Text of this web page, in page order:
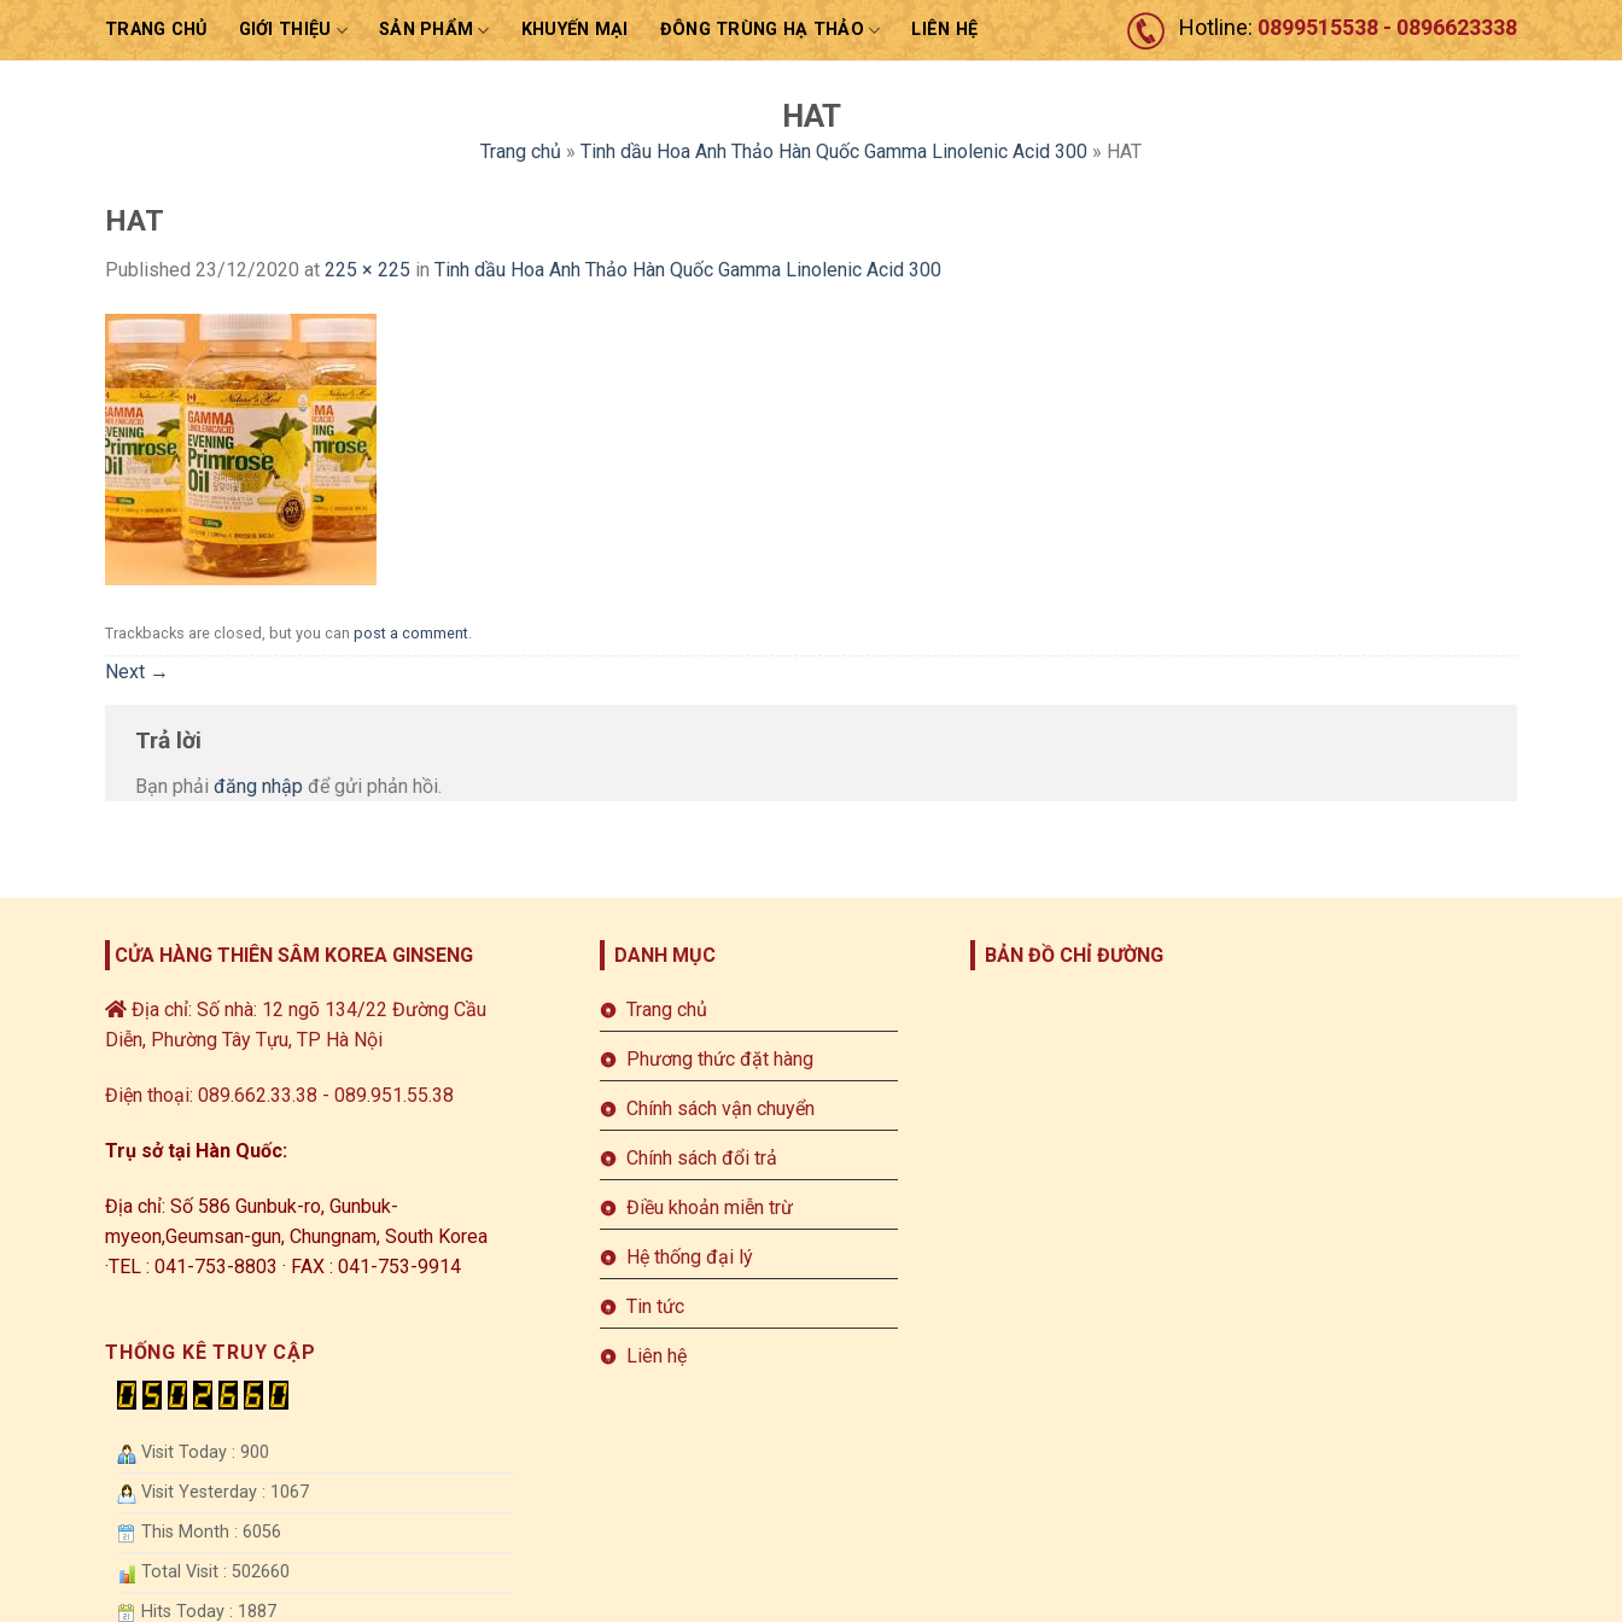
Skip
TRANG CHỦ GIỚI THIỆU SẢN PHẨM KHUYẾN MẠI ĐÔNG TRÙNG HẠ THẢO LIÊN HỆ Hotline: 0899515538 - 0896623338
HAT
Trang chủ » Tinh dầu Hoa Anh Thảo Hàn Quốc Gamma Linolenic Acid 300 » HAT
HAT
Published 23/12/2020 at 225 × 225 in Tinh dầu Hoa Anh Thảo Hàn Quốc Gamma Linolenic Acid 300
Trackbacks are closed, but you can post a comment.
Next →
Trả lời
Bạn phải đăng nhập để gửi phản hồi.
CỬA HÀNG THIÊN SÂM KOREA GINSENG
Địa chỉ: Số nhà: 12 ngõ 134/22 Đường Cầu
Diễn, Phường Tây Tựu, TP Hà Nội
Điện thoại: 089.662.33.38 - 089.951.55.38
Trụ sở tại Hàn Quốc:
Địa chỉ: Số 586 Gunbuk-ro, Gunbuk-
myeon,Geumsan-gun, Chungnam, South Korea
·TEL : 041-753-8803 · FAX : 041-753-9914
THỐNG KÊ TRUY CẬP
Visit Today : 900
Visit Yesterday : 1067
This Month : 6056
Total Visit : 502660
Hits Today : 1887
DANH MỤC
Trang chủ
Phương thức đặt hàng
Chính sách vận chuyển
Chính sách đổi trả
Điều khoản miễn trừ
Hệ thống đại lý
Tin tức
Liên hệ
BẢN ĐỒ CHỈ ĐƯỜNG